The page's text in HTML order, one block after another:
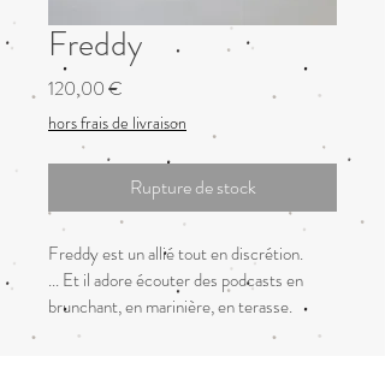
Freddy
120,00 €
hors frais de livraison
Rupture de stock
Freddy est un allié tout en discrétion.
... Et il adore écouter des podcasts en
brunchant, en marinière, en terasse.